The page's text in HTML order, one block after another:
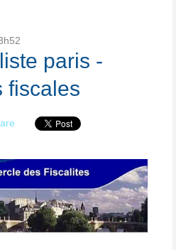
paris -
fiscales